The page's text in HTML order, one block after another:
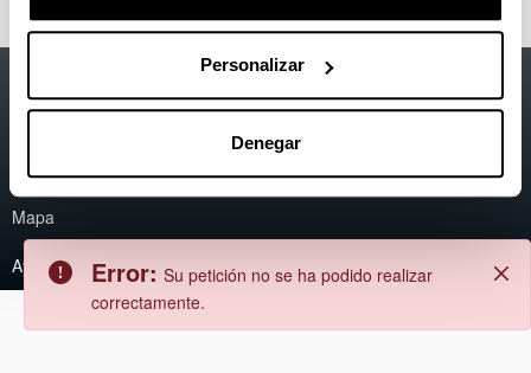
Personalizar
Denegar
Información legal
Contacto
Mapa
Ayuda Error: Su petición no se ha podido realizar
correctamente.